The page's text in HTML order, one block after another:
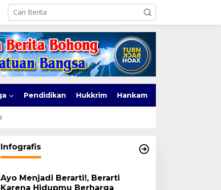
Pendidikan Hukkrim Hankam
Infografis
Ayo Menjadi Berarti!, Berarti
Karena Hidupmu Berharga